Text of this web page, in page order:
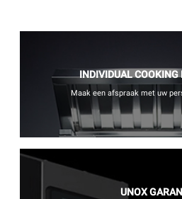
INDIVIDUAL COOKING
Maak een afspraak met uw
UNOX